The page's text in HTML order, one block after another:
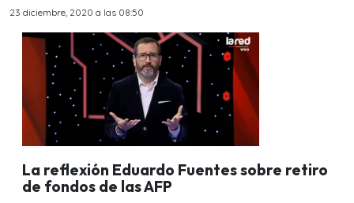
23 diciembre, 2020 a las 08:50
La reflexión Eduardo Fuentes sobre retiro
de fondos de las AFP